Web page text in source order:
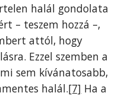
halál gondolata
– teszem hozzá –,
attól, hogy
Ezzel szemben a
sem kívánatosabb,
halál.[7] Ha a